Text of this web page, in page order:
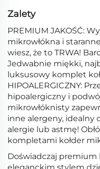
Zalety
PREMIUM JAKOŚĆ:
mikrowłókna i
wiesz, że to TRWA!
Jedwabnie miękki,
luksusowy komplet
HIPOALERGICZNY:
hipoalergiczny i
mikrowłóknisty
inne alergeny, idealny
alergie lub astmę!
kompletami kołder
Doświadczaj premium